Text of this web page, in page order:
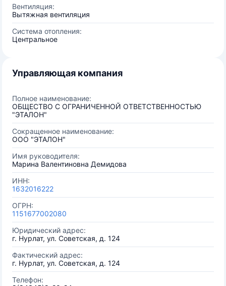
Вентиляция:
Вытяжная вентиляция
Система отопления:
Центральное
Управляющая компания
Полное наименование:
ОБЩЕСТВО С ОГРАНИЧЕННОЙ ОТВЕТСТВЕННОСТЬЮ
"ЭТАЛОН"
Сокращенное наименование:
ООО "ЭТАЛОН"
Имя руководителя:
Марина Валентиновна Демидова
ИНН:
1632016222
ОГРН:
1151677002080
Юридический адрес:
г. Нурлат, ул. Советская, д. 124
Фактический адрес:
г. Нурлат, ул. Советская, д. 124
Телефон: